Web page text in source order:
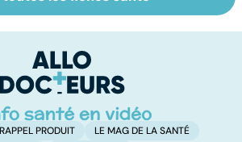
amygdales : que
d'angine ?
RAPPEL PRODUIT LE MAG DE LA SANTÉ